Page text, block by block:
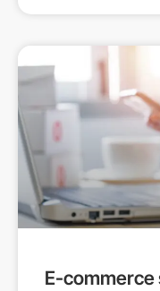
E-commerce